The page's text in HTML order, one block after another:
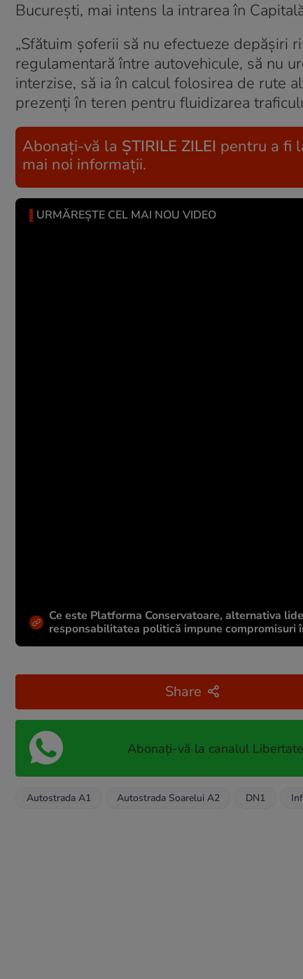
Bucureşti, mai intens la intrarea în
„Sfătuim şoferii să nu efectueze depăşiri
regulamentară între autovehicule, să nu
interzise, să ia în calcul folosirea de rute
prezenţi în teren pentru fluidizarea
Abonați-vă la ȘTIRILE ZILEI pentru a fi
mai noi informații.
URMĂREȘTE CEL MAI NOU VIDEO
Ce este Platforma Conservatoare, alternativa
responsabilitatea politică impune compromisuri
Share
Abonați-vă la canalul
Autostrada A1 Autostrada Soarelui A2 DN1